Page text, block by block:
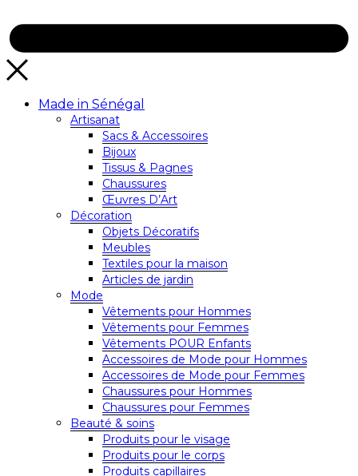
Made in Sénégal
Artisanat
Sacs & Accessoires
Bijoux
Tissus & Pagnes
Chaussures
Œuvres D’Art
Décoration
Objets Décoratifs
Meubles
Textiles pour la maison
Articles de jardin
Mode
Vêtements pour Hommes
Vêtements pour Femmes
Vêtements POUR Enfants
Accessoires de Mode pour Hommes
Accessoires de Mode pour Femmes
Chaussures pour Hommes
Chaussures pour Femmes
Beauté & soins
Produits pour le visage
Produits pour le corps
Produits capillaires